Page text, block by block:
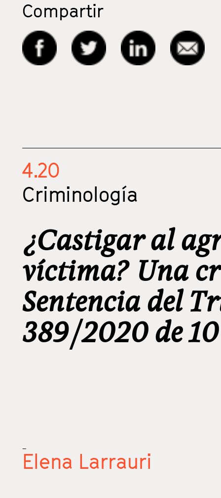
Compartir
4.20
Criminología
¿Castigar al
víctima? Una
Sentencia del
389/2020 de
_
Elena Larrauri